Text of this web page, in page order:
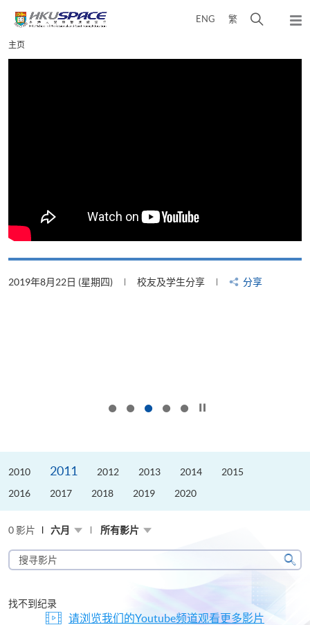
content
ENG 繁
弹
Main
content
主页
2019年8月22日 (星期四) 校友及学生分享 分享
2010 2011 2012 2013 2014
2015
2016
2017 2018 2019 2020
0 影片 六月 所有影片
搜
寻
片
搜
找不到纪录
请浏览我们的Youtube频道观看更多影片